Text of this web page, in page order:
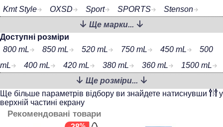
Kmt Style
OXSD Sport SPORTS
Stenson
Water cup XuanRun
Ще марки...
Доступні розміри
800 mL
850 mL 520 mL 750 mL 450 mL
500
mL
400 mL 420 mL 380 mL 360 mL
1500 mL
1000 mL
Ще розміри...
Ще більше параметрів відбору ви знайдете натиснувши
у
верхній частині екрану
Рекомендовані товари